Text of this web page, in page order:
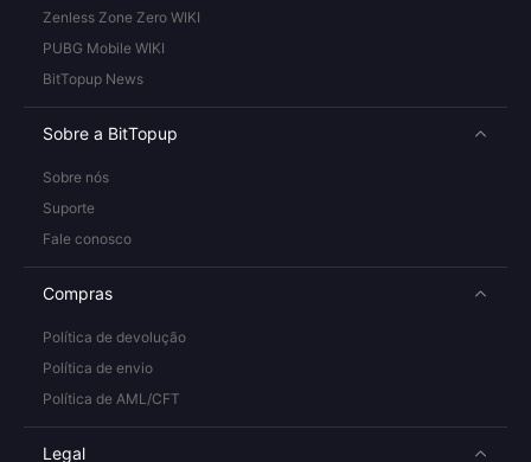
Zenless Zone Zero WIKI
PUBG Mobile WIKI
BitTopup News
Sobre a BitTopup
Sobre nós
Suporte
Fale conosco
Compras
Política de devolução
Política de envio
Política de AML/CFT
Legal